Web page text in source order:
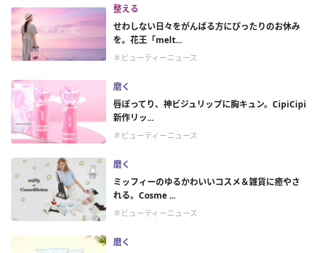
整える
せわしない日々をがんばる方にぴったりのお休み
を。花王「melt...
＃ビューティーニュース
磨く
唇ぽってり、神ビジュリップに胸キュン。CipiCipi
新作リッ...
＃ビューティーニュース
磨く
ミッフィーのゆるかわいいコスメ＆雑貨に癒やさ
れる。Cosme ...
＃ビューティーニュース
磨く